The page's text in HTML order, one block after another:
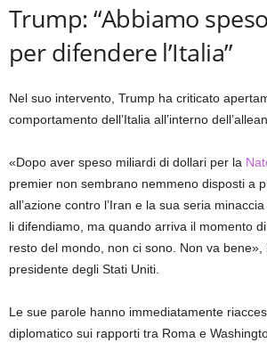
Trump: “Abbiamo
per difendere l’Italia”
Nel suo intervento, Trump ha criticato
comportamento dell’Italia all’interno
«Dopo aver speso miliardi di dollari per la
premier non sembrano nemmeno disposti a
all’azione contro l’Iran e la sua seria
li difendiamo, ma quando arriva il momento
resto del mondo, non ci sono. Non va bene»,
presidente degli Stati Uniti.
Le sue parole hanno immediatamente
diplomatico sui rapporti tra Roma e